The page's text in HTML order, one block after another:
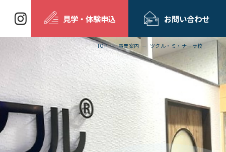
見学・体験申込 お問い合わせ
TOP 事業案内 ツクル・ミ・ナーラ校